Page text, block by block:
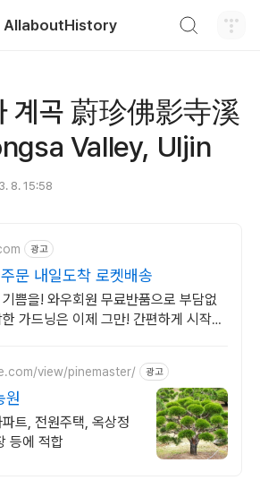
AllaboutHistory
계곡 蔚珍佛影寺溪
Valley, Uljin
8. 15:58
광고
문 내일도착 로켓배송
쁨을! 와우회원 무료반품으로 부담없
가드닝은 이제 그만! 간편하게 시작하
view/pinemaster/ 광고
원
트, 전원주택, 옥상정
등에 적합